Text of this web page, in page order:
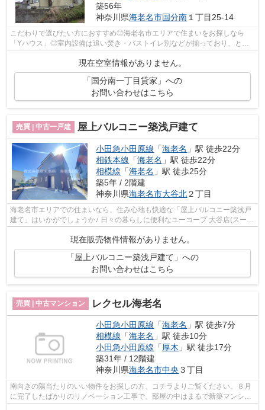
築56年
神奈川県海老名市国分南 １丁目25-14
こだわりで選びたい方におすすめ◎海老名市エリアで住まいをお探しなら
「Yハウス」◎室内設備は追い焚き・バストイレ別などが揃っており、とて
現在空室情報がありません。
「国分南一丁目貸家」への
お問い合わせはこちら
売買 | 中古一戸建 屋上バルコニー築浅戸建て
小田急小田原線 「海老名 」駅 徒歩22分
相鉄本線 「海老名 」駅 徒歩22分
相模線 「海老名 」駅 徒歩25分
築5年 / 2階建
神奈川県海老名市大谷北２丁目
海老名市エリアでの住まいなら、住み心地も快適な「屋上バルコニー築浅戸
建て」はいかがでしょうか♪ 日々の暮らしに便利なユーコープ 大谷店(スーパ
現在販売物件情報がありません。
「屋上バルコニー築浅戸建て」への
お問い合わせはこちら
売買 | 中古マンション レクセル海老名
小田急小田原線 「海老名 」駅 徒歩7分
相模線 「海老名 」駅 徒歩10分
小田急小田原線 「厚木 」駅 徒歩17分
築31年 / 12階建
神奈川県海老名市中央 ３丁目
南向きの陽当たりのいい物件をお探しの方、コチラよりご覧ください。８月
に完了したばかりのリノベーション工事で、部屋の中はまるで新築マンショ